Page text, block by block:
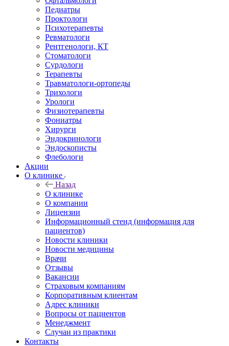
Педиатры
Проктологи
Психотерапевты
Ревматологи
Рентгенологи, КТ
Стоматологи
Сурдологи
Терапевты
Травматологи-ортопеды
Трихологи
Урологи
Физиотерапевты
Фониатры
Хирурги
Эндокринологи
Эндоскописты
Флебологи
Акции
О клинике
Назад
О клинике
О компании
Лицензии
Информационный стенд (информация для
пациентов)
Новости клиники
Новости медицины
Врачи
Отзывы
Вакансии
Страховым компаниям
Корпоративным клиентам
Адрес клиники
Вопросы от пациентов
Менеджмент
Случаи из практики
Контакты